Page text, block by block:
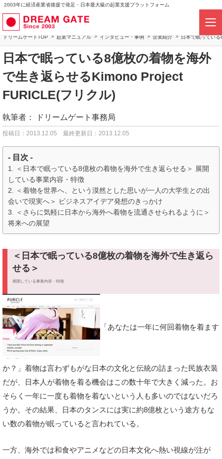
2003年に経済産業省後援で発足・日本最大級の起業支援プラットフォーム
ドリームゲートTOP 起業マニュアル インタビュー・事例 企業紹介 日本で眠ってい
日本で眠っている8億枚の着物を海外
で生き返らせるKimono Project
FURICLE(フリクル)
執筆者： ドリームゲート事務局
投稿日：2013.12.05 最終更新日：2013.12.05
- 目次 -
＜日本で眠っている8億枚の着物を海外で生き返らせる＞ 展開
している事業内容・特徴
＜着物を世界へ、という漠然とした思いが一人の大学生との出
会いで現実へ＞ ビジネスアイデア発想のきっかけ
＜さらに気軽に日本から海外へ着物を流通させられるように＞
将来への展望
＜日本で眠っている8億枚の着物を海外で生き返ら
せる＞
展開している事業内容・特徴
「あなたは一年に何回着物を着ます
か？」着物は言わずもがな日本の文化と伝統の詰まった民族衣装
だが、日本人が着物を着る機会はこの数十年で大きく減った。お
そらく一年に一度も着物を着ないという人も多いのではないだろ
うか。その結果、日本のタンスには実に約8億枚という途方もな
い数の着物が眠っていると言われている。
一方、海外では和食やアニメなどの日本文化へ熱い視線が注が